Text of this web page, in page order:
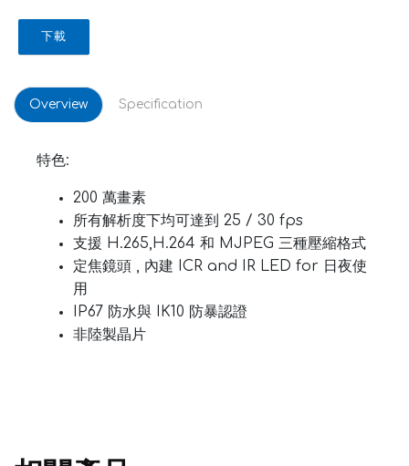
下載
Overview Specification
特色:
200 萬畫素
所有解析度下均可達到 25 / 30 fps
支援 H.265,H.264 和 MJPEG 三種壓縮格式
定焦鏡頭 , 內建 ICR and IR LED for 日夜使
用
IP67 防水與 IK10 防暴認證
非陸製晶片